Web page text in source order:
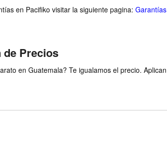
en Pacifiko visitar la siguiente pagina: Garantías
de Precios
en Guatemala? Te igualamos el precio.